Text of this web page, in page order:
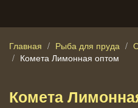
Главная Рыба для пруда
Комета Лимонная оптом
Комета